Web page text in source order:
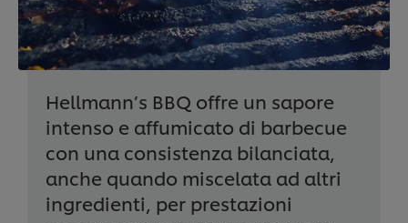
Hellmann’s BBQ offre un sapore
intenso e affumicato di barbecue
con una consistenza bilanciata,
anche quando miscelata ad altri
ingredienti, per prestazioni